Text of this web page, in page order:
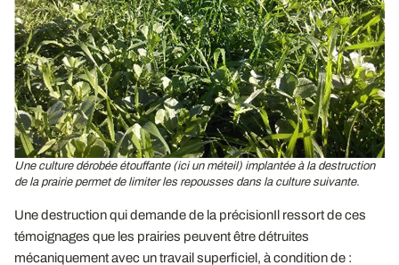
Une culture dérobée étouffante (ici un méteil) implantée à la destruction
de la prairie permet de limiter les repousses dans la culture suivante.
Une destruction qui demande de la précisionIl ressort de ces
témoignages que les prairies peuvent être détruites
mécaniquement avec un travail superficiel, à condition de :